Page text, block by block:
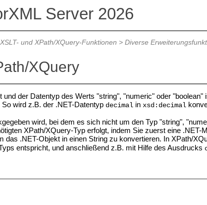
Server 2026
XSLT- und XPath/XQuery-Funktionen > Diverse
XQuery
der Datentyp des Werts "string", "numeric" oder "boolean"
wird z.B. der .NET-Datentyp decimal in xsd:decimal
wird, bei dem es sich nicht um den Typ "string",
XPath/XQuery-Typ erfolgt, indem Sie zuerst eine .NET-
das .NET-Objekt in einen String zu konvertieren. In XPath/
entspricht, und anschließend z.B. mit Hilfe des Ausdrucks